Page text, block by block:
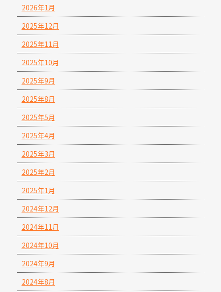
2026年1月
2025年12月
2025年11月
2025年10月
2025年9月
2025年8月
2025年5月
2025年4月
2025年3月
2025年2月
2025年1月
2024年12月
2024年11月
2024年10月
2024年9月
2024年8月